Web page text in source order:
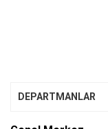
DEPARTMANLAR